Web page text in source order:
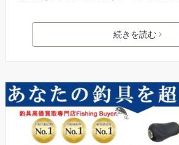
続きを読む